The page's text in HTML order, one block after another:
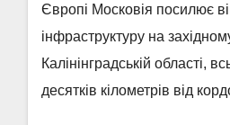
Європі Московія посилює
інфраструктуру на
Калінінградській області,
десятків кілометрів від